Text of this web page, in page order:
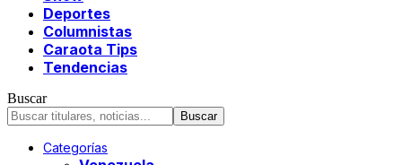
Deportes
Columnistas
Caraota Tips
Tendencias
Buscar
Categorías